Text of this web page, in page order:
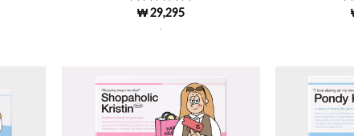
5 중에서
로 평
₩29,295
Wishlist
Wishlist